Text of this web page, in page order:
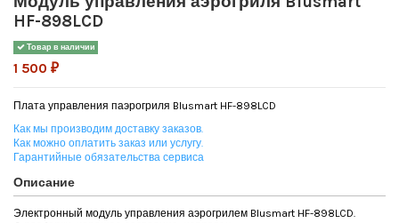
HF-898LCD
Товар в наличии
1 500 ₽
Плата управления паэрогриля Blusmart HF-898LCD
Как мы производим доставку заказов.
Как можно оплатить заказ или услугу.
Гарантийные обязательства сервиса
Описание
Электронный модуль управления аэрогрилем Blusmart HF-898LCD.